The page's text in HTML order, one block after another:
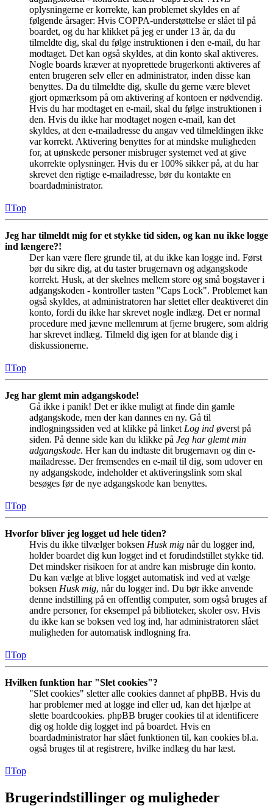
oplysningerne er korrekte, kan problemet skyldes en af
følgende årsager: Hvis COPPA-understøttelse er slået til på
boardet, og du har klikket på jeg er under 13 år, da du
tilmeldte dig, skal du følge instruktionen i den e-mail, du har
modtaget. Det kan også skyldes, at din konto skal aktiveres.
Nogle boards kræver at nyoprettede brugerkonti aktiveres af
enten brugeren selv eller en administrator, inden disse kan
benyttes. Da du tilmeldte dig, skulle du gerne være blevet
gjort opmærksom på om aktivering af kontoen er nødvendig.
Hvis du har modtaget en e-mail, skal du følge instruktionen i
den. Hvis du ikke har modtaget nogen e-mail, kan det
skyldes, at den e-mailadresse du angav ved tilmeldingen ikke
var korrekt. Aktivering benyttes for at mindske muligheden
for, at uønskede personer misbruger systemet ved at give
ukorrekte oplysninger. Hvis du er 100% sikker på, at du har
skrevet den rigtige e-mailadresse, bør du kontakte en
boardadministrator.
Top
Jeg har tilmeldt mig for et stykke tid siden, og kan nu ikke logge
ind længere?!
Der kan være flere grunde til, at du ikke kan logge ind. Først
bør du sikre dig, at du taster brugernavn og adgangskode
korrekt. Husk, at der skelnes mellem store og små bogstaver i
adgangskoden - kontroller tasten "Caps Lock". Problemet kan
også skyldes, at administratoren har slettet eller deaktiveret din
konto, fordi du ikke har skrevet nogle indlæg. Det er normal
procedure med jævne mellemrum at fjerne brugere, som aldrig
har skrevet indlæg. Tilmeld dig igen for at blande dig i
diskussionerne.
Top
Jeg har glemt min adgangskode!
Gå ikke i panik! Det er ikke muligt at finde din gamle
adgangskode, men der kan dannes en ny. Gå til
indlogningssiden ved at klikke på linket Log ind øverst på
siden. På denne side kan du klikke på Jeg har glemt min
adgangskode. Her kan du indtaste dit brugernavn og din e-
mailadresse. Der fremsendes en e-mail til dig, som udover en
ny adgangskode, indeholder et aktiveringslink som skal
besøges før de nye adgangskode kan benyttes.
Top
Hvorfor bliver jeg logget ud hele tiden?
Hvis du ikke tilvælger boksen Husk mig når du logger ind,
holder boardet dig kun logget ind et forudindstillet stykke tid.
Det mindsker risikoen for at andre kan misbruge din konto.
Du kan vælge at blive logget automatisk ind ved at vælge
boksen Husk mig, når du logger ind. Du bør ikke anvende
denne indstilling på en offentlig computer, som også bruges af
andre personer, for eksempel på biblioteker, skoler osv. Hvis
du ikke kan se boksen ved log ind, har administratoren slået
muligheden for automatisk indlogning fra.
Top
Hvilken funktion har "Slet cookies"?
"Slet cookies" sletter alle cookies dannet af phpBB. Hvis du
har problemer med at logge ind eller ud, kan det hjælpe at
slette boardcookies. phpBB bruger cookies til at identificere
dig og holde dig logget ind på boardet. Hvis en
boardadministrator har slået funktionen til, kan cookies bl.a.
også bruges til at registrere, hvilke indlæg du har læst.
Top
Brugerindstillinger og muligheder